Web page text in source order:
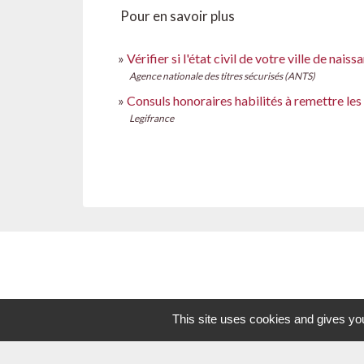
Pour en savoir plus
Vérifier si l'état civil de votre ville de
Agence nationale des titres sécurisés (ANTS)
Consuls honoraires habilités à remettre
Legifrance
This site uses cookies and gives